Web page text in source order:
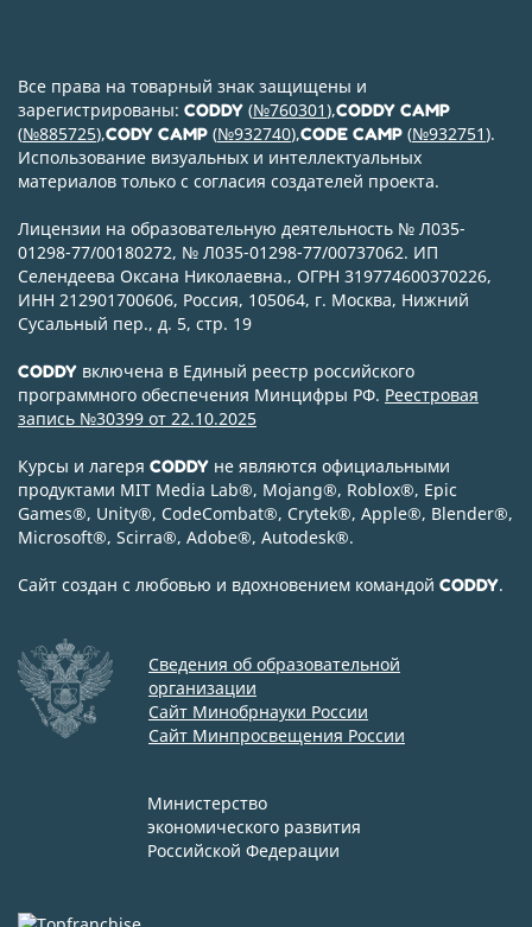
Все права на товарный знак защищены и
зарегистрированы: CODDY (№760301),CODDY CAMP
(№885725),CODY CAMP (№932740),CODE CAMP (№932751).
Использование визуальных и интеллектуальных
материалов только с согласия создателей проекта.
Лицензии на образовательную деятельность № Л035-
01298-77/00180272, № Л035-01298-77/00737062. ИП
Селендеева Оксана Николаевна., ОГРН 319774600370226,
ИНН 212901700606, Россия, 105064, г. Москва, Нижний
Сусальный пер., д. 5, стр. 19
CODDY включена в Единый реестр российского
программного обеспечения Минцифры РФ. Реестровая
запись №30399 от 22.10.2025
Курсы и лагеря CODDY не являются официальными
продуктами MIT Media Lab®, Mojang®, Roblox®, Epic
Games®, Unity®, CodeСombat®, Crytek®, Apple®, Blender®,
Microsoft®, Scirra®, Adobe®, Autodesk®.
Сайт создан с любовью и вдохновением командой CODDY.
Сведения об образовательной
организации
Сайт Минобрнауки России
Сайт Минпросвещения России
Министерство
экономического развития
Российской Федерации